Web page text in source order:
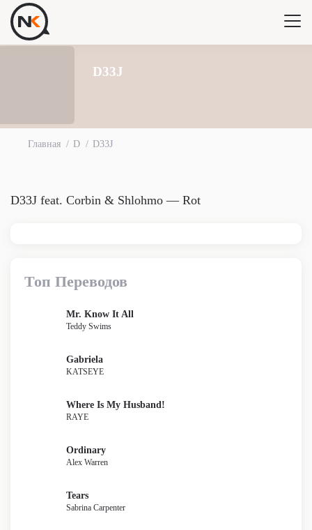
D33J
Главная D D33J
D33J feat. Corbin & Shlohmo — Rot
Топ Переводов
Mr. Know It All
Teddy Swims
Gabriela
KATSEYE
Where Is My Husband!
RAYE
Ordinary
Alex Warren
Tears
Sabrina Carpenter